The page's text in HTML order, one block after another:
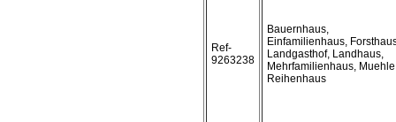
Ref-
9263238
Bauernhaus,
Einfamilienhaus,
Landgasthof, Landhaus,
Mehrfamilienhaus,
Reihenhaus